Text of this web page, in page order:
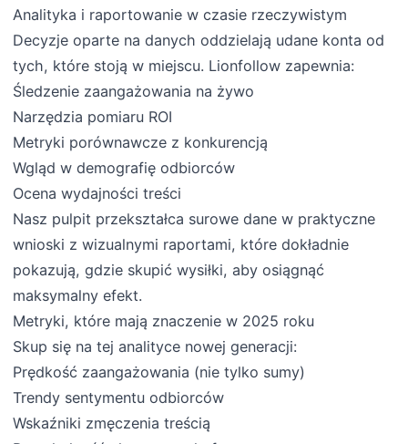
Analityka i raportowanie w czasie rzeczywistym
Decyzje oparte na danych oddzielają udane konta od
tych, które stoją w miejscu. Lionfollow zapewnia:
Śledzenie zaangażowania na żywo
Narzędzia pomiaru ROI
Metryki porównawcze z konkurencją
Wgląd w demografię odbiorców
Ocena wydajności treści
Nasz pulpit przekształca surowe dane w praktyczne
wnioski z wizualnymi raportami, które dokładnie
pokazują, gdzie skupić wysiłki, aby osiągnąć
maksymalny efekt.
Metryki, które mają znaczenie w 2025 roku
Skup się na tej analityce nowej generacji:
Prędkość zaangażowania (nie tylko sumy)
Trendy sentymentu odbiorców
Wskaźniki zmęczenia treścią